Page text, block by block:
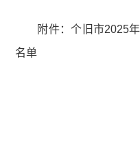
附件：个旧市2025
名单